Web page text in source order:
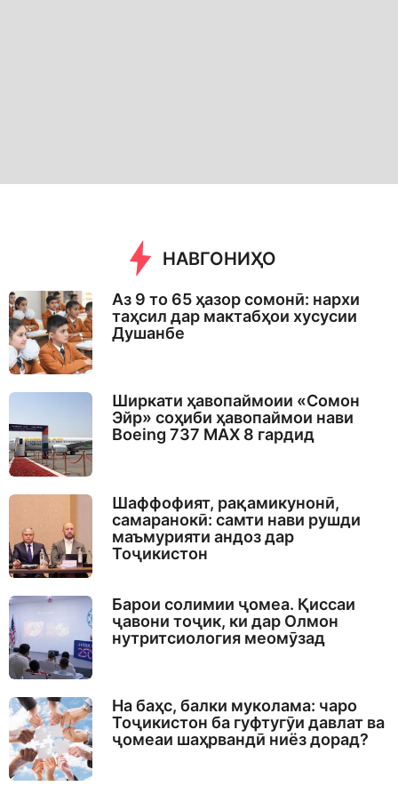
НАВГОНИҲО
Аз 9 то 65 ҳазор сомонӣ: нархи
таҳсил дар мактабҳои хусусии
Душанбе
Ширкати ҳавопаймоии «Сомон
Эйр» соҳиби ҳавопаймои нави
Boeing 737 MAX 8 гардид
Шаффофият, рақамикунонӣ,
самаранокӣ: самти нави рушди
маъмурияти андоз дар
Тоҷикистон
Барои солимии ҷомеа. Қиссаи
ҷавони тоҷик, ки дар Олмон
нутритсиология меомӯзад
На баҳс, балки муколама: чаро
Тоҷикистон ба гуфтугӯи давлат ва
ҷомеаи шаҳрвандӣ ниёз дорад?